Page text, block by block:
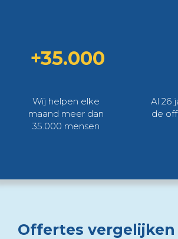
+35.000
Wij helpen elke
maand meer dan
35.000 mensen
Al 26
de
Offertes vergelijken